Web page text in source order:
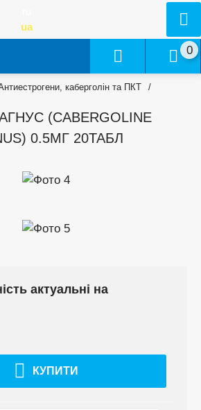
ua
0
каберголін та ПКТ
/
(СABERGOLINE
0.5МГ 20ТАБЛ
актуальні на
КУПИТИ